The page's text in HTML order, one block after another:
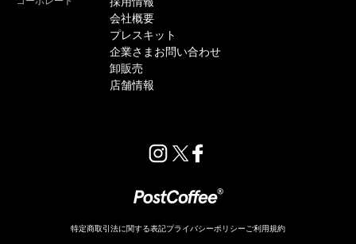
会社概要
プレスキット
企業さまお問い合わせ
卸販売
店舗情報
特定商取引法に関する表記プライバシーポリシーご利用規約